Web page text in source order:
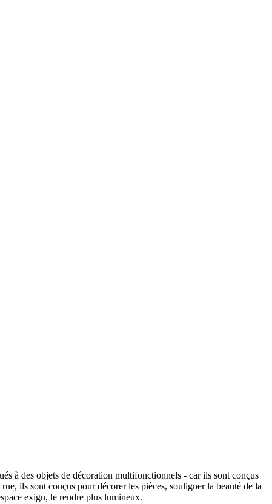
à des objets de décoration multifonctionnels - car ils sont conçus
ils sont conçus pour décorer les pièces, souligner la beauté de la
exigu, le rendre plus lumineux.